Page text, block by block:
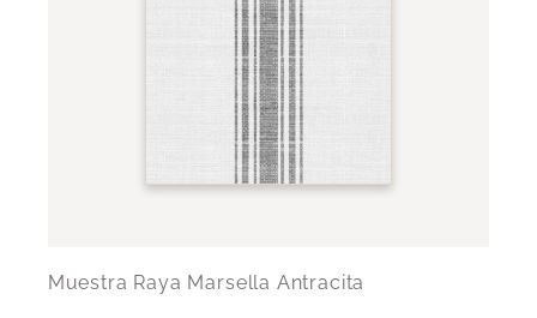
Muestra Raya Marsella Antracita